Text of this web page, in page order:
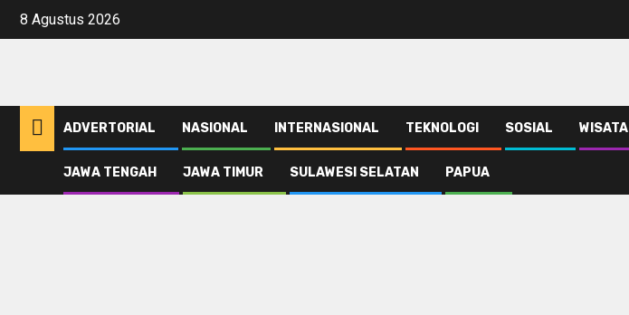
Skip
8 Agustus 2026
ADVERTORIAL NASIONAL INTERNASIONAL TEKNOLOGI SOSIAL WISATA
JAWA TENGAH JAWA TIMUR SULAWESI SELATAN PAPUA